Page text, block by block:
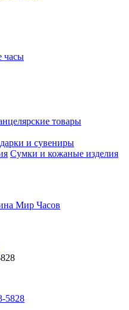
часы
товары
и сувениры
Сумки и кожаные изделия